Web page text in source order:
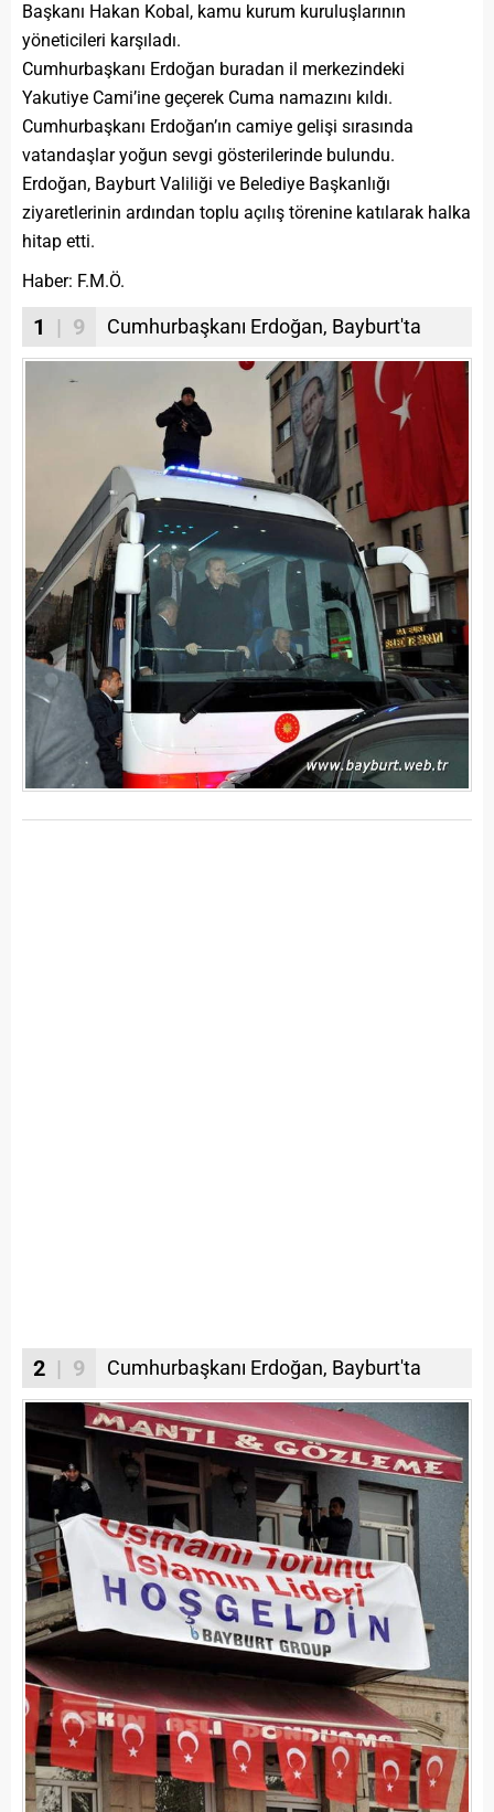
Başkanı Hakan Kobal, kamu kurum kuruluşlarının
yöneticileri karşıladı.
Cumhurbaşkanı Erdoğan buradan il merkezindeki
Yakutiye Cami’ine geçerek Cuma namazını kıldı.
Cumhurbaşkanı Erdoğan’ın camiye gelişi sırasında
vatandaşlar yoğun sevgi gösterilerinde bulundu.
Erdoğan, Bayburt Valiliği ve Belediye Başkanlığı
ziyaretlerinin ardından toplu açılış törenine katılarak halka
hitap etti.
Haber: F.M.Ö.
1 | 9 Cumhurbaşkanı Erdoğan, Bayburt'ta
2 | 9 Cumhurbaşkanı Erdoğan, Bayburt'ta